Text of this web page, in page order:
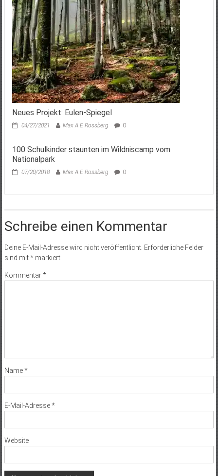
Neues Projekt: Eulen-Spiegel
04/27/2021 Max A E Rossberg 0
100 Schulkinder staunten im Wildniscamp vom
Nationalpark
07/20/2018 Max A E Rossberg 0
Schreibe einen Kommentar
Deine E-Mail-Adresse wird nicht veröffentlicht. Erforderliche Felder
sind mit*markiert
Kommentar*
Name*
E-Mail-Adresse*
Website